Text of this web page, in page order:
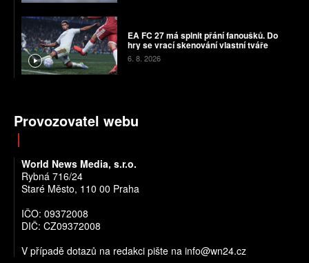
EA FC 27 má splnit přání fanoušků. Do
hry se vrací skenování vlastní tváře
6. 8. 2026
Provozovatel webu
World News Media, s.r.o.
Rybná 716/24
Staré Město, 110 00 Praha
IČO: 09372008
DIČ: CZ09372008
V případě dotazů na redakci pište na info@wn24.cz